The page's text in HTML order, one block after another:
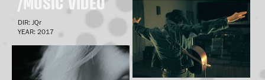
DIR: JQr
YEAR: 2017